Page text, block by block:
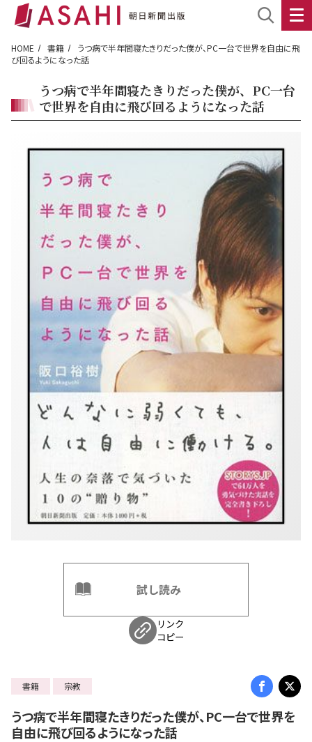
HOME 書籍
うつ病で半年間寝たきりだった僕が、PC一台で世界を自由に飛
び回るようになった話
うつ病で半年間寝たきりだった僕が、PC一台
で世界を自由に飛び回るようになった話
試し読み
リンク
コピー
書籍 宗教
うつ病で半年間寝たきりだった僕が、PC一台で世界を
自由に飛び回るようになった話